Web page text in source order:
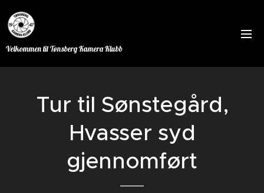
Velkommen til Tønsberg Kamera Klubb
Tur til Sønstegård,
Hvasser syd
gjennomført